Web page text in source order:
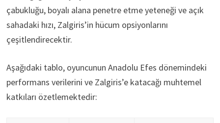
çabukluğu, boyalı alana penetre etme yeteneği ve açık
sahadaki hızı, Zalgiris’in hücum opsiyonlarını
çeşitlendirecektir.
Aşağıdaki tablo, oyuncunun Anadolu Efes dönemindeki
performans verilerini ve Zalgiris’e katacağı muhtemel
katkıları özetlemektedir: